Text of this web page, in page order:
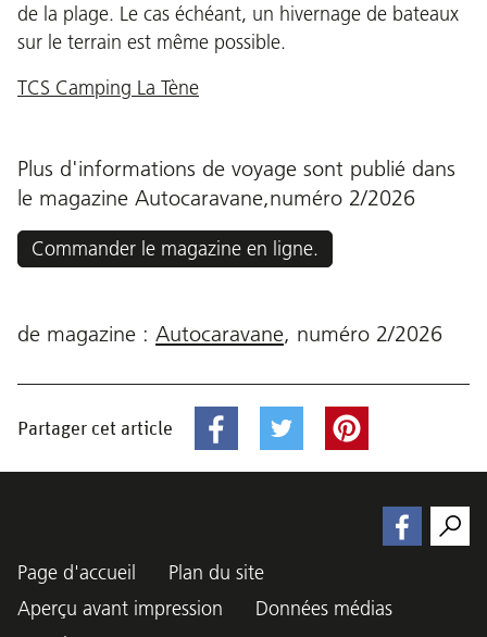
de la plage. Le cas échéant, un hivernage de bateaux
sur le terrain est même possible.
TCS Camping La Tène
Plus d'informations de voyage sont publié dans
le magazine Autocaravane,numéro 2/2026
Commander le magazine en ligne.
de magazine : Autocaravane, numéro 2/2026
Partager cet article
Page d'accueil
Plan du site
Aperçu avant impression
Données médias